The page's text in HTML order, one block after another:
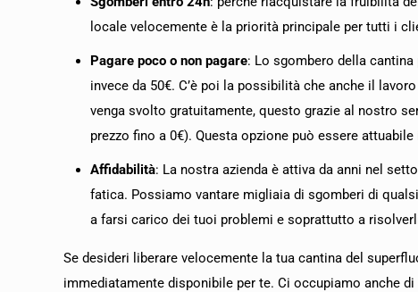
locale velocemente è la priorità principale per tutti i
Pagare poco o non pagare: Lo sgombero della cantina
invece da 50€. C’è poi la possibilità che anche il lavoro
venga svolto gratuitamente, questo grazie al nostro
prezzo fino a 0€). Questa opzione può essere
Affidabilità: La nostra azienda è attiva da anni nel
fatica. Possiamo vantare migliaia di sgomberi di
a farsi carico dei tuoi problemi e soprattutto a
Se desideri liberare velocemente la tua cantina del
immediatamente disponibile per te. Ci occupiamo anche di